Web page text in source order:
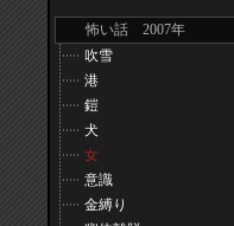
怖い話 2007年
吹雪
港
鎧
犬
女
意識
金縛り